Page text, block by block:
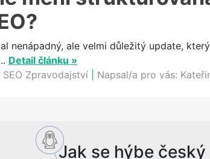
nenápadný, ale velmi důležitý update,
Detail článku »
SEO Zpravodajství Napsal/a pro vás:
Jak se hýbe